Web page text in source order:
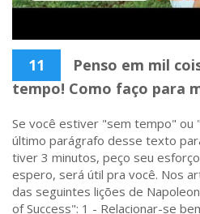
11
Penso em mil
tempo! Como faço para
Se você estiver "sem tempo" ou
último parágrafo desse texto
tiver 3 minutos, peço seu
espero, será útil pra você. Nos
das seguintes lições de
of Success": 1 - Relacionar-se